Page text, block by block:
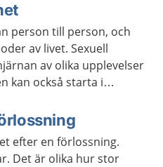
person till person, och
av livet. Sexuell
av olika upplevelser
kan också starta i
efter en förlossning.
Det är olika hur stor